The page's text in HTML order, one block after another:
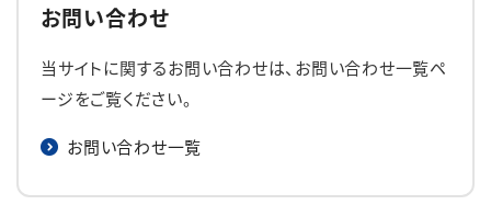
お問い合わせ
当サイトに関するお問い合わせは、お問い合わせ一覧ペ
ージをご覧ください。
お問い合わせ一覧